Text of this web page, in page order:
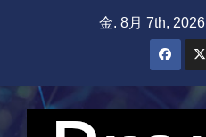
金. 8月 7th, 2026